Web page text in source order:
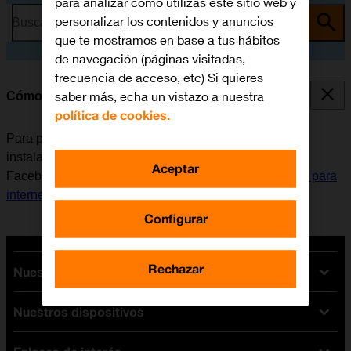
Busca por problema o tema
Cómo instalar Facebook Messenger
Para poder utilizar Facebook Messenger, es necesario
instalar esta aplicación en el móvil. Antes de instalar
Facebook Messenger, es necesario
configurar el móvil para
internet
Nuestras tarifas
Tarifas Orange
Tarifas fibra y móvil
Nuestros dispositivos
personalizar los contenidos y anuncios
que te mostramos en base a tus hábitos
de navegación (páginas visitadas,
frecuencia de acceso, etc) Si quieres
saber más, echa un vistazo a nuestra
política de cookies.
Configurar
Rechazar
Aceptar